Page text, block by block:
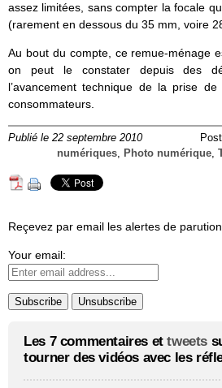
assez limitées, sans compter la focale
(rarement en dessous du 35 mm, voire
Au bout du compte, ce remue-ménage
on peut le constater depuis des
l’avancement technique de la prise
consommateurs.
Publié le 22 septembre 2010
numériques, Photo numérique,
Reçevez par email les alertes de
Your email:
Les 7 commentaires ettweets
tourner des vidéos avec les